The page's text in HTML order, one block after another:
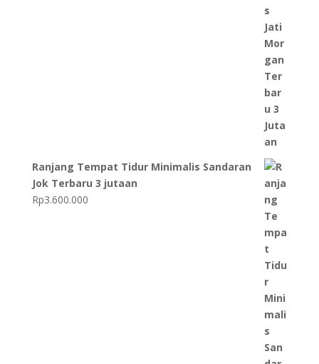
Ranjang Tempat Tidur Minimalis Sandaran
Jok Terbaru 3 jutaan
Rp3.600.000